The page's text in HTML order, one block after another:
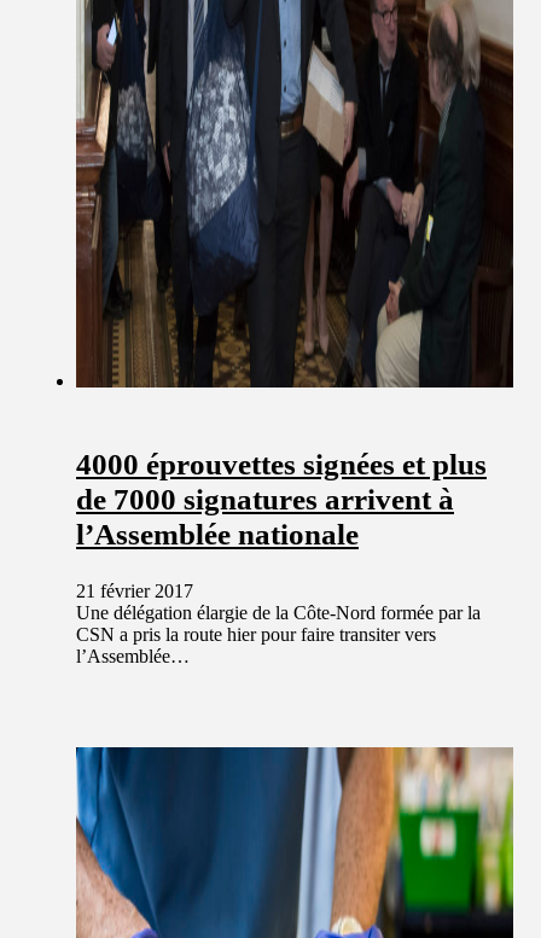
4000 éprouvettes signées et plus
de 7000 signatures arrivent à
l’Assemblée nationale
21 février 2017
Une délégation élargie de la Côte-Nord formée par la
CSN a pris la route hier pour faire transiter vers
l’Assemblée…